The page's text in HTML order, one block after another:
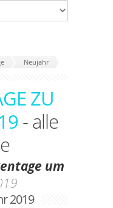
Neujahr
ZU
- alle
um
2019